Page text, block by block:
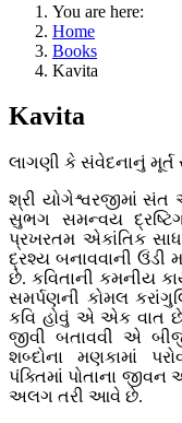
You are here:
Home
Books
Kavita
Kavita
લાગણી કે સંવેદનાનું
શ્રી યોગેશ્વરજીમાં
સુભગ સમન્વય
પ્રખરતમ એકાંતિક
દ્રશ્ય બનાવવાની ઉંડી
છે. કવિતાની કમનીય
સમર્પણની કોમલ
કવિ હોવું એ એક વાત
જીવી બતાવવી એ
શબ્દોના મણકામાં
પંક્તિમાં પોતાના
અલગ તરી આવે છે.